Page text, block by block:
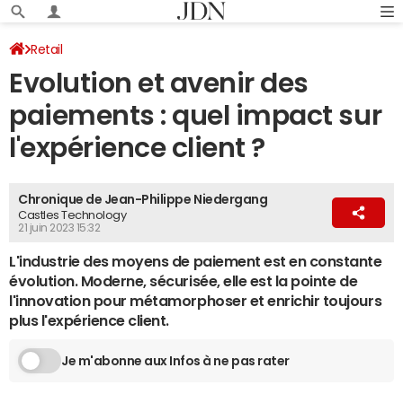
Retail
Evolution et avenir des
paiements : quel impact sur
l'expérience client ?
Chronique de Jean-Philippe Niedergang
Castles Technology
21 juin 2023 15:32
L'industrie des moyens de paiement est en constante
évolution. Moderne, sécurisée, elle est la pointe de
l'innovation pour métamorphoser et enrichir toujours
plus l'expérience client.
Je m'abonne aux Infos à ne pas rater